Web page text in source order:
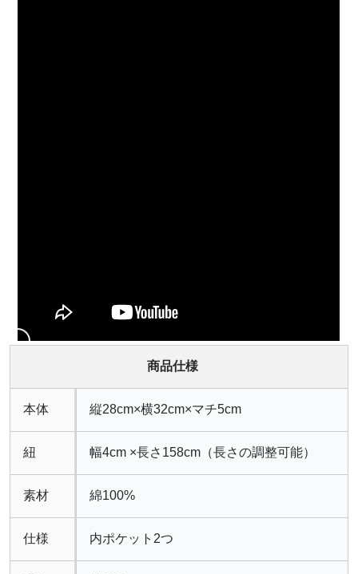
商品仕様
本体 縦28cm×横32cm×マチ5cm
紐 幅4cm ×長さ158cm（長さの調整可能）
素材 綿100%
仕様 内ポケット2つ